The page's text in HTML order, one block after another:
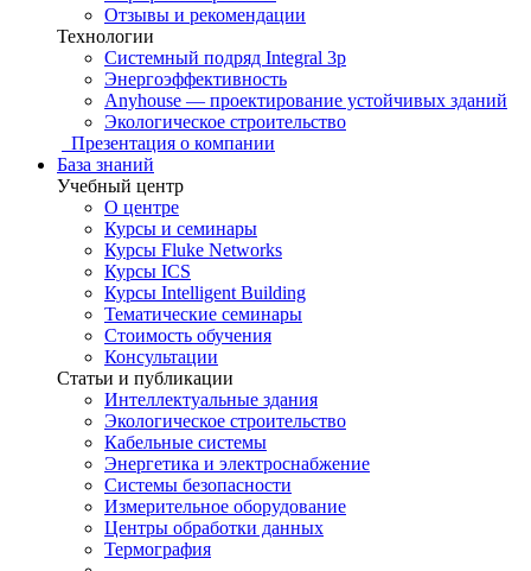
Отзывы и рекомендации
Технологии
Системный подряд Integral 3p
Энергоэффективность
Anyhouse — проектирование устойчивых зданий
Экологическое строительство
Презентация о компании
База знаний
Учебный центр
О центре
Курсы и семинары
Курсы Fluke Networks
Курсы ICS
Курсы Intelligent Building
Тематические семинары
Стоимость обучения
Консультации
Статьи и публикации
Интеллектуальные здания
Экологическое строительство
Кабельные системы
Энергетика и электроснабжение
Системы безопасности
Измерительное оборудование
Центры обработки данных
Термография